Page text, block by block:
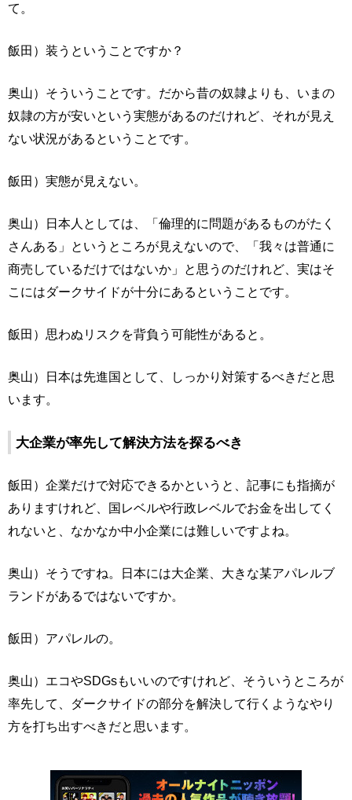
て。
飯田）装うということですか？
奥山）そういうことです。だから昔の奴隷よりも、いまの
奴隷の方が安いという実態があるのだけれど、それが見え
ない状況があるということです。
飯田）実態が見えない。
奥山）日本人としては、「倫理的に問題があるものがたく
さんある」というところが見えないので、「我々は普通に
商売しているだけではないか」と思うのだけれど、実はそ
こにはダークサイドが十分にあるということです。
飯田）思わぬリスクを背負う可能性があると。
奥山）日本は先進国として、しっかり対策するべきだと思
います。
大企業が率先して解決方法を探るべき
飯田）企業だけで対応できるかというと、記事にも指摘が
ありますけれど、国レベルや行政レベルでお金を出してく
れないと、なかなか中小企業には難しいですよね。
奥山）そうですね。日本には大企業、大きな某アパレルブ
ランドがあるではないですか。
飯田）アパレルの。
奥山）エコやSDGsもいいのですけれど、そういうところが
率先して、ダークサイドの部分を解決して行くようなやり
方を打ち出すべきだと思います。